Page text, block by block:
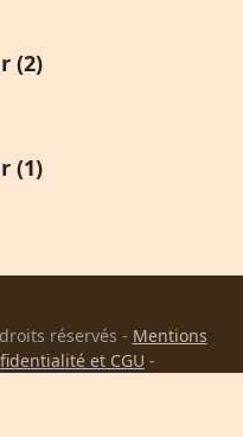
(2)
(1)
réservés - Mentions
et CGU -